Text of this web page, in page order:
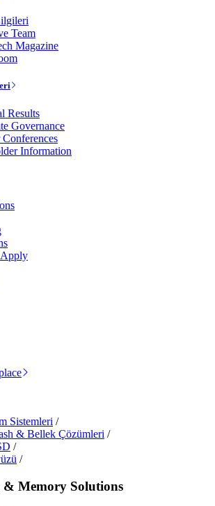
Team
Magazine
Results
Governance
Information
Sistemleri /
& Bellek Çözümleri /
/
/
Memory Solutions